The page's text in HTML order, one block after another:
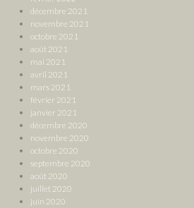
décembre 2021
novembre 2021
octobre 2021
août 2021
mai 2021
avril 2021
mars 2021
février 2021
janvier 2021
décembre 2020
novembre 2020
octobre 2020
septembre 2020
août 2020
juillet 2020
juin 2020